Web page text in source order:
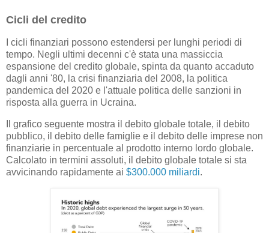
Cicli del credito
I cicli finanziari possono estendersi per lunghi periodi di
tempo. Negli ultimi decenni c'è stata una massiccia
espansione del credito globale, spinta da quanto accaduto
dagli anni '80, la crisi finanziaria del 2008, la politica
pandemica del 2020 e l'attuale politica delle sanzioni in
risposta alla guerra in Ucraina.
Il grafico seguente mostra il debito globale totale, il debito
pubblico, il debito delle famiglie e il debito delle imprese non
finanziarie in percentuale al prodotto interno lordo globale.
Calcolato in termini assoluti, il debito globale totale si sta
avvicinando rapidamente ai $300.000 miliardi.